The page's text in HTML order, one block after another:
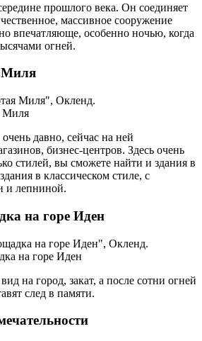
прошлого века. Он соединяет
массивное сооружение
впечатляюще, особенно ночью, когда
огней.
Миля
Миля
давно, сейчас на ней
бизнес-центров. Здесь очень
стилей, вы сможете найти и здания в
в классическом стиле, с
и лепниной.
на горе Иден
на горе Иден
на город, закат, а после сотни огней
след в памяти.